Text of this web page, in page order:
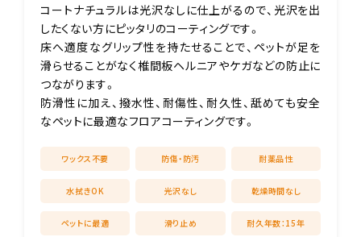
コートナチュラルは光沢なしに仕上がるので、光沢を出
したくない方にピッタリのコーティングです。
床へ適度なグリップ性を持たせることで、ペットが足を
滑らせることがなく椎間板ヘルニアやケガなどの防止に
つながります。
防滑性に加え、撥水性、耐傷性、耐久性、舐めても安全
なペットに最適なフロアコーティングです。
ワックス不要 防傷・防汚 耐薬品性
水拭きOK 光沢なし 乾燥時間なし
ペットに最適 滑り止め 耐久年数：15年